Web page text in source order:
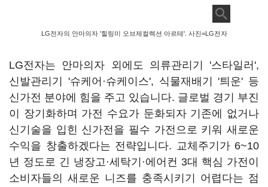
LG전자의 안마의자 '힐링미 오브제컬렉션 아르테'. 사진=LG전자
LG전자는 안마의자 외에도 의류관리기 '스타일러',
신발관리기 '슈케어·슈케이스', 식물재배기 '틔운' 등
신가전 분야에 힘을 주고 있습니다. 글로벌 경기 부진
이 장기화하며 가전 수요가 둔화되자 기존에 없거나
신기술을 입힌 신가전을 필수 가전으로 키워 새로운
수익을 창출하겠다는 전략입니다. 교체주기가 6~10
년 정도로 긴 냉장고·세탁기·에어컨 3대 핵심 가전이
소비자들의 새로운 니즈를 충족시키기 어렵다는 점